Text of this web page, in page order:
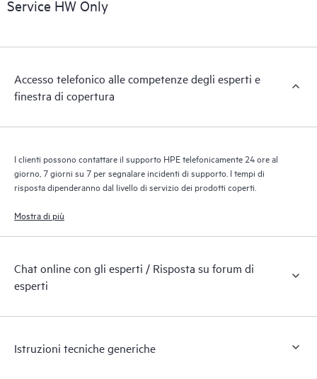
le modalità di interazione reciproca di tali prodotti. Con i nuovi
senza dover aprire una richiesta di supporto, nonché accedere
servizio HPE Tech Care, è possibile accedere a risorse HPE utili
per promuovere l’eccellenza operativa e l’ottimizzazione delle
Service HW Only
Accesso telefonico alle competenze degli esperti e
finestra di copertura
I clienti possono contattare il supporto HPE telefonicamente 24 ore al
giorno, 7 giorni su 7 per segnalare incidenti di supporto. I tempi di
risposta dipenderanno dal livello di servizio dei prodotti coperti.
Mostra di più
Chat online con gli esperti / Risposta su forum di
esperti
Istruzioni tecniche generiche